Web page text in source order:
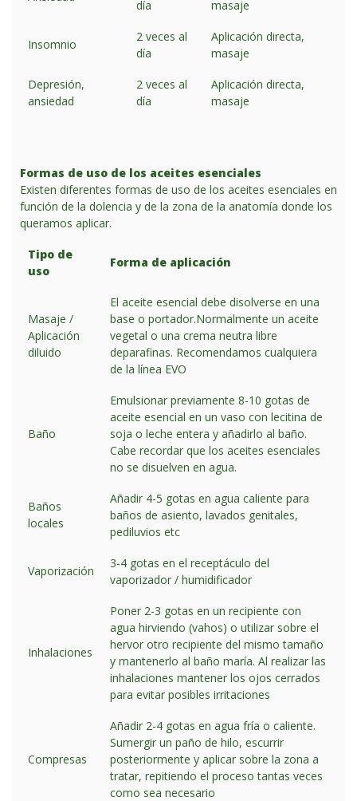
día masaje
Insomnio
2 veces al
día
Aplicación directa,
masaje
Depresión,
ansiedad
2 veces al
día
Aplicación directa,
masaje
Formas de uso de los aceites esenciales
Existen diferentes formas de uso de los aceites esenciales en
función de la dolencia y de la zona de la anatomía donde los
queramos aplicar.
Tipo de
uso
Forma de aplicación
Masaje /
Aplicación
diluido
El aceite esencial debe disolverse en una
base o portador.Normalmente un aceite
vegetal o una crema neutra libre
deparafinas. Recomendamos cualquiera
de la línea EVO
Baño
Emulsionar previamente 8-10 gotas de
aceite esencial en un vaso con lecitina de
soja o leche entera y añadirlo al baño.
Cabe recordar que los aceites esenciales
no se disuelven en agua.
Baños
locales
Añadir 4-5 gotas en agua caliente para
baños de asiento, lavados genitales,
pediluvios etc
Vaporización
3-4 gotas en el receptáculo del
vaporizador / humidificador
Inhalaciones
Poner 2-3 gotas en un recipiente con
agua hirviendo (vahos) o utilizar sobre el
hervor otro recipiente del mismo tamaño
y mantenerlo al baño maría. Al realizar las
inhalaciones mantener los ojos cerrados
para evitar posibles irritaciones
Compresas
Añadir 2-4 gotas en agua fría o caliente.
Sumergir un paño de hilo, escurrir
posteriormente y aplicar sobre la zona a
tratar, repitiendo el proceso tantas veces
como sea necesario